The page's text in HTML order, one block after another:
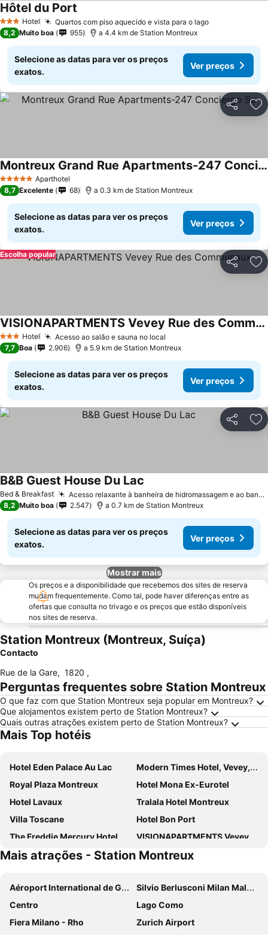
3 EstrelasHotel Quartos com piso aquecido e vista para o lagoVer preços
Hôtel du Port
8,2 Muito boa 955 a 4.4 km de Station Montreux
Selecione as datas para ver os preços
exatos.
Ver preços
Partilhar
5 Estrelas Aparthotel
Montreux Grand Rue Apartments-247 Concierge Sa
Ver preços
8,7 Excelente 68 a 0.3 km de Station Montreux
Selecione as datas para ver os preços
exatos.
Ver preços
Partilhar
Escolha popular
3 EstrelasHotel Acesso ao salão e sauna no local
VISIONAPARTMENTS Vevey Rue des Communaux
Ver preços
7,7 Boa 2.906 a 5.9 km de Station Montreux
Selecione as datas para ver os preços
exatos.
Ver preços
Partilhar
Bed & Breakfast Acesso relaxante à banheira de hidromassagem e ao banho público
B&B Guest House Du Lac
8,2 Muito boa 2.547 a 0.7 km de Station Montreux
Selecione as datas para ver os preços
exatos.
Ver preços
Mostrar mais
Os preços e a disponibilidade que recebemos dos sites de reserva
mudam frequentemente. Como tal, pode haver diferenças entre as
ofertas que consulta no trivago e os preços que estão disponíveis
nos sites de reserva.
Station Montreux (Montreux, Suíça)
Contacto
Rue de la Gare, 1820 ,
Perguntas frequentes sobre Station Montreux
O que faz com que Station Montreux seja popular em Montreux?
Que alojamentos existem perto de Station Montreux?
Quais outras atrações existem perto de Station Montreux?
Mais Top hotéis
Hotel Eden Palace Au Lac
Modern Times Hotel, Vevey, a Tribute Portfolio Hotel
Royal Plaza Montreux
Hotel Mona Ex-Eurotel
Hotel Lavaux
Tralala Hotel Montreux
Villa Toscane
Hotel Bon Port
The Freddie Mercury Hotel
VISIONAPARTMENTS Vevey Rue des Communaux
Grand Hotel Suisse Majestic, Autograph Collection
La Rouvenaz
Hotel Parc & Lac
Hotel Abaca
J5 Hotels Helvetie Montreux
Hotel de Chailly
Hôtel du Grand Lac Excelsior
Hôtel Bon Rivage
Mais atrações - Station Montreux
Aéroport International de Genève - Geneva International Airport
Silvio Berlusconi Milan Malpensa Airport
Centro
Lago Como
Fiera Milano - Rho
Zurich Airport